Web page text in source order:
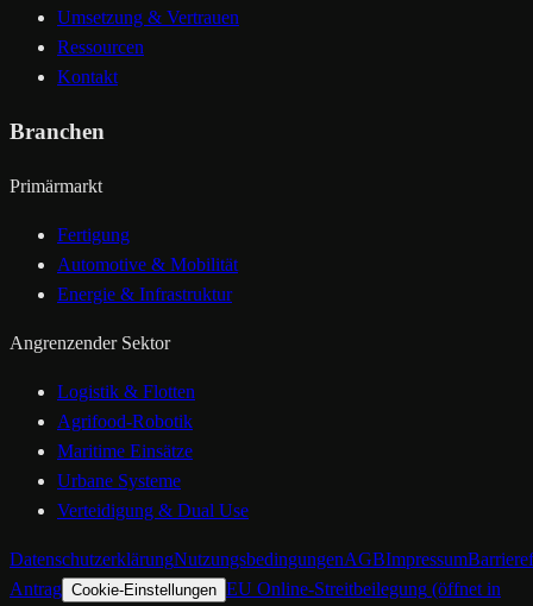
Umsetzung & Vertrauen
Ressourcen
Kontakt
Branchen
Primärmarkt
Fertigung
Automotive & Mobilität
Energie & Infrastruktur
Angrenzender Sektor
Logistik & Flotten
Agrifood-Robotik
Maritime Einsätze
Urbane Systeme
Verteidigung & Dual Use
DatenschutzerklärungNutzungsbedingungenAGBImpressum
Antrag Cookie-Einstellungen EU Online-Streitbeilegung (öffnet in